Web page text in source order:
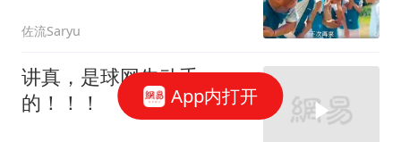
佐流Saryu
讲真，是球网先动手
的！！！
App内打开